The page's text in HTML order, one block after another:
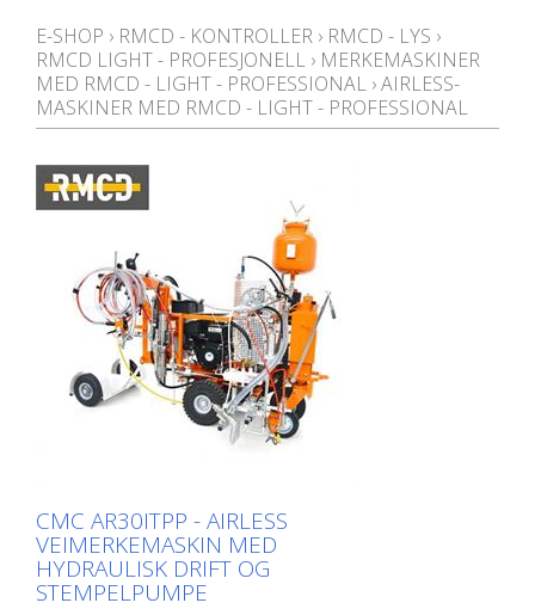
E-SHOP › RMCD - KONTROLLER › RMCD - LYS ›
RMCD LIGHT - PROFESJONELL › MERKEMASKINER
MED RMCD - LIGHT - PROFESSIONAL ›AIRLESS-
MASKINER MED RMCD - LIGHT - PROFESSIONAL
CMC AR30ITPP - AIRLESS
VEIMERKEMASKIN MED
HYDRAULISK DRIFT OG
STEMPELPUMPE